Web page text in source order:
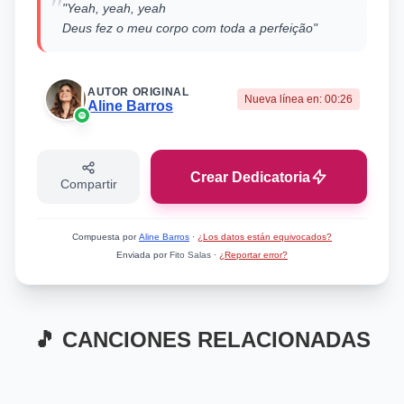
"Yeah, yeah, yeah
Deus fez o meu corpo com toda a perfeição"
AUTOR ORIGINAL
Aline Barros Nueva línea en: 00:26
Compartir Crear Dedicatoria
Compuesta porAline Barros · ¿Los datos están equivocados?
Enviada porFito Salas · ¿Reportar error?
🎵 CANCIONES RELACIONADAS